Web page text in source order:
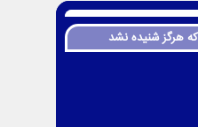
هرگز شنیده نشد